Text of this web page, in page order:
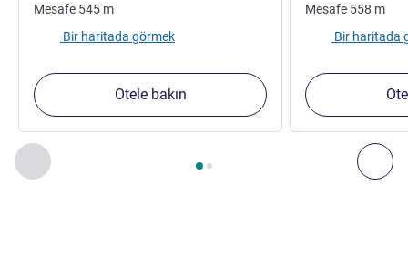
Önceki - Yakınlardaki diğer tesislerimiz
Sayfa , Yakınlardaki diğer tesislerimiz 1 :, Yakınlardaki
Mesafe 545 m
Bir haritada görmek
Otele bakın
Mesafe 558 m
Bir haritada